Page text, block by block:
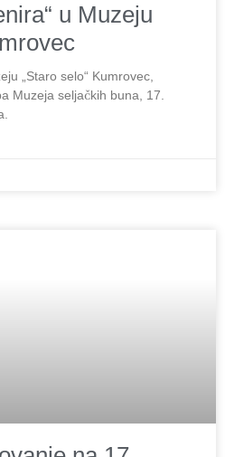
u Muzeju
„Staro selo“ Kumrovec,
Muzeja seljačkih buna, 17.